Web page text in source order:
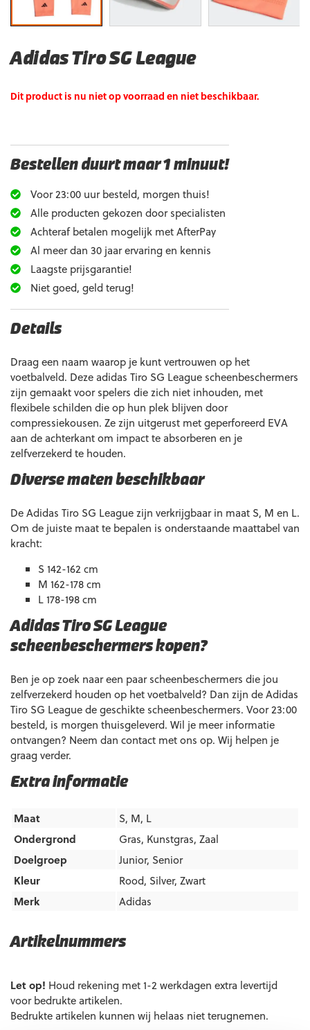
Adidas Tiro SG League
Dit product is nu niet op voorraad en niet beschikbaar.
Artikelnummers
Let op! Houd rekening met 1-2 werkdagen extra levertijd
voor bedrukte artikelen.
Bedrukte artikelen kunnen wij helaas niet terugnemen.
Bestellen duurt maar 1 minuut!
Voor 23:00 uur besteld, morgen thuis!
Alle producten gekozen door specialisten
Achteraf betalen mogelijk met AfterPay
Al meer dan 30 jaar ervaring en kennis
Laagste prijsgarantie!
Niet goed, geld terug!
Extra informatie
Maat
S, M, L
Ondergrond
Gras, Kunstgras, Zaal
Doelgroep
Junior, Senior
Kleur
Rood, Silver, Zwart
Merk
Adidas
Details
Draag een naam waarop je kunt vertrouwen op het
voetbalveld. Deze adidas Tiro SG League scheenbeschermers
zijn gemaakt voor spelers die zich niet inhouden, met
flexibele schilden die op hun plek blijven door
compressiekousen. Ze zijn uitgerust met geperforeerd EVA
aan de achterkant om impact te absorberen en je
zelfverzekerd te houden.
Diverse maten beschikbaar
De Adidas Tiro SG League zijn verkrijgbaar in maat S, M en L.
Om de juiste maat te bepalen is onderstaande maattabel van
kracht:
S 142-162 cm
M 162-178 cm
L 178-198 cm
Adidas Tiro SG League
scheenbeschermers kopen?
Ben je op zoek naar een paar scheenbeschermers die jou
zelfverzekerd houden op het voetbalveld? Dan zijn de Adidas
Tiro SG League de geschikte scheenbeschermers. Voor 23:00
besteld, is morgen thuisgeleverd. Wil je meer informatie
ontvangen? Neem dan contact met ons op. Wij helpen je
graag verder.